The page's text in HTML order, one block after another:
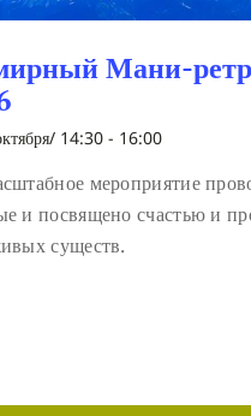
Мани-
14:30 - 16:00
мероприятие
и посвящено счастью и
существ.